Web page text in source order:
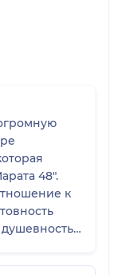
48".
к
душевность